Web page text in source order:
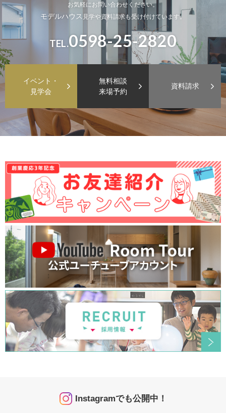
お気軽にお問い合わせください。
モデルハウス 見学や資料請求も受け付けています。
TEL.0598-25-2820
イベント・
見学会
無料相談
来場予約
資料請求
Instagramでも公開中！